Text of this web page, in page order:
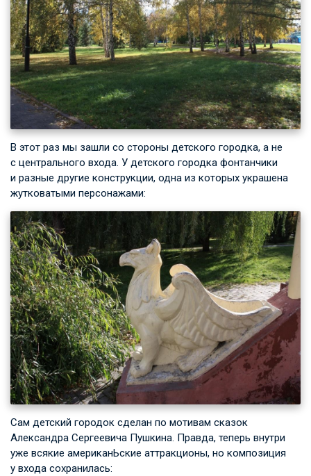
В этот раз мы зашли со стороны детского городка, а не
с центрального входа. У детского городка фонтанчики
и разные другие конструкции, одна из которых украшена
жутковатыми персонажами:
Сам детский городок сделан по мотивам сказок
Александра Сергеевича Пушкина. Правда, теперь внутри
уже всякие американЬские аттракционы, но композиция
у входа сохранилась: